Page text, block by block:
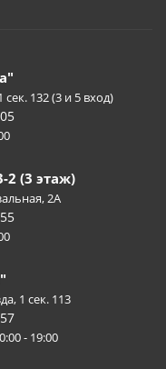
132 (3 и 5 вход)
2 (3 этаж)
2А
1 сек. 113
- 19:00